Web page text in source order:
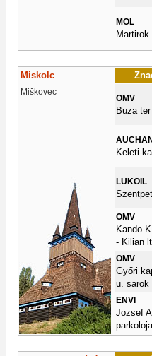
MOL
Martirok
Miskolc
Miškovec
OMV
Buza ter
Keleti-
LUKOIL
OMV
Kando
- Kilian
OMV
Győri
u. sarok
ENVI
Jozsef